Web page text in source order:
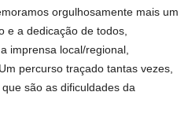
orgulhosamente mais um
e a dedicação de todos,
imprensa local/regional,
percurso traçado tantas vezes,
são as dificuldades da